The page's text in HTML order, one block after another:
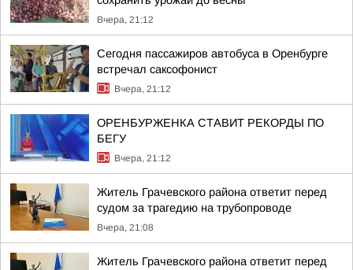
Вчера, 21:12
Сегодня пассажиров автобуса в Оренбурге
встречал саксофонист
Вчера, 21:12
ОРЕНБУРЖЕНКА СТАВИТ РЕКОРДЫ ПО
БЕГУ
Вчера, 21:12
Житель Грачевского района ответит перед
судом за трагедию на трубопроводе
Вчера, 21:08
Житель Грачевского района ответит перед